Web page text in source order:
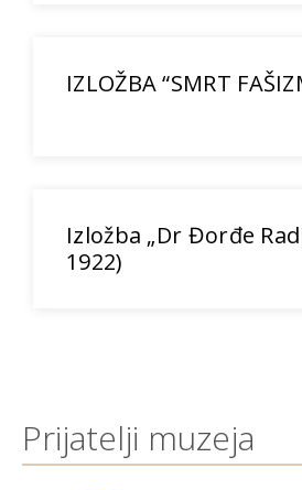
IZLOŽBA “SMRT
Izložba „Dr Đorđe
1922)
Prijatelji muzeja